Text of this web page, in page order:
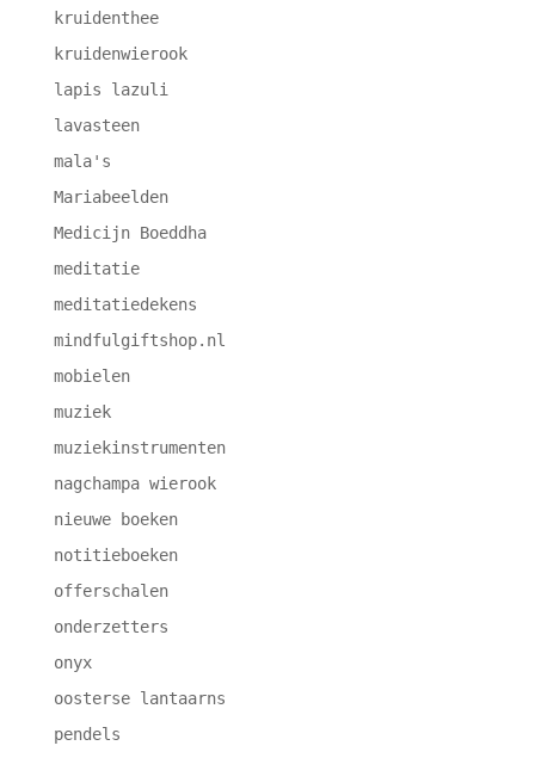
kruidenthee
kruidenwierook
lapis lazuli
lavasteen
mala's
Mariabeelden
Medicijn Boeddha
meditatie
meditatiedekens
mindfulgiftshop.nl
mobielen
muziek
muziekinstrumenten
nagchampa wierook
nieuwe boeken
notitieboeken
offerschalen
onderzetters
onyx
oosterse lantaarns
pendels